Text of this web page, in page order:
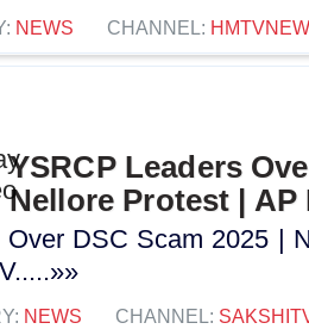
NEWS CHANNEL:
YSRCP Leaders
Nellore Protest | AP
DSC Scam 2025 |
NEWS CHANNEL: